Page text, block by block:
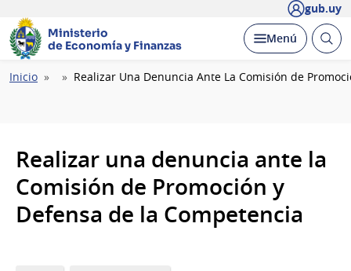
gub.uy
Ministerio
de Economía y Finanzas
Desplegar
Menú Abrir
Ruta
Inicio Realizar Una Denuncia Ante La Comisión de
Realizar una denuncia ante la
Comisión de Promoción y
Defensa de la Competencia